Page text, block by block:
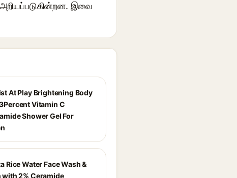
அறியப்படுகின்றன. இவை
At Play Brightening Body
Vitamin C
Shower Gel For
Rice Water Face Wash &
with 2% Ceramide